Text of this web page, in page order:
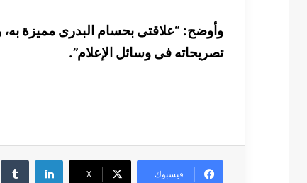
وأوضح: “علاقتى بحسام البدرى مميزة به،
تصريحاته فى وسائل الإعلام”.
فيسبوك ‫X
لينكدإن